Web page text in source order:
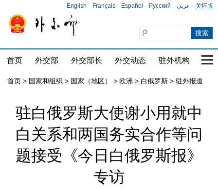
English Français Español Русский عربي 关怀版
首页 外交部 外交部长 外交动态 驻外机构 国
首页 > 国家和组织 > 国家（地区） > 欧洲 > 白俄罗斯 > 驻外报道
驻白俄罗斯大使谢小用就中
白关系和两国务实合作等问
题接受《今日白俄罗斯报》
专访